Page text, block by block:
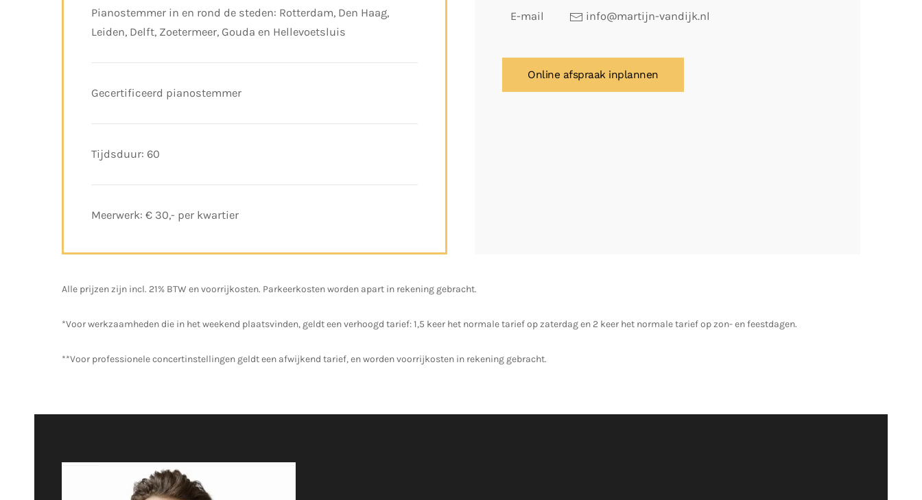
Pianostemmer in en rond de steden: Rotterdam, Den Haag,
Leiden, Delft, Zoetermeer, Gouda en Hellevoetsluis
Gecertificeerd pianostemmer
Tijdsduur: 60
Meerwerk: € 30,- per kwartier
E-mail info@martijn-vandijk.nl
Online afspraak inplannen
Alle prijzen zijn incl. 21% BTW en voorrijkosten. Parkeerkosten worden apart in rekening gebracht.
*Voor werkzaamheden die in het weekend plaatsvinden, geldt een verhoogd tarief: 1,5 keer het normale tarief op zaterdag en 2 keer het normale tarief op zon- en feestdagen.
**Voor professionele concertinstellingen geldt een afwijkend tarief, en worden voorrijkosten in rekening gebracht.